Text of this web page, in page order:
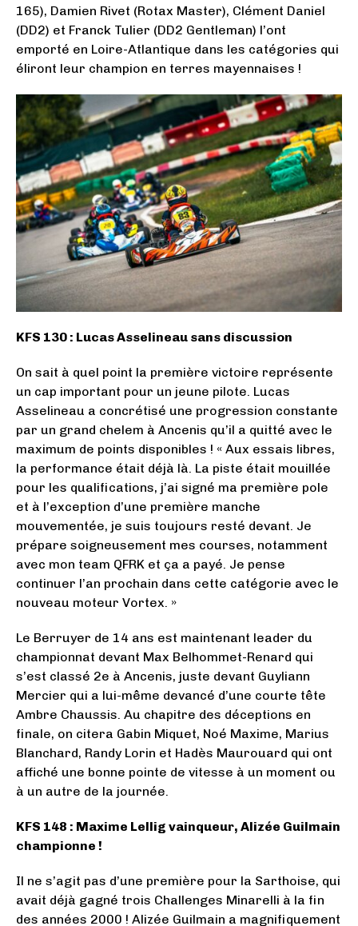
165), Damien Rivet (Rotax Master), Clément Daniel
(DD2) et Franck Tulier (DD2 Gentleman) l’ont
emporté en Loire-Atlantique dans les catégories qui
éliront leur champion en terres mayennaises !
KFS 130 : Lucas Asselineau sans discussion
On sait à quel point la première victoire représente
un cap important pour un jeune pilote. Lucas
Asselineau a concrétisé une progression constante
par un grand chelem à Ancenis qu’il a quitté avec le
maximum de points disponibles ! « Aux essais libres,
la performance était déjà là. La piste était mouillée
pour les qualifications, j’ai signé ma première pole
et à l’exception d’une première manche
mouvementée, je suis toujours resté devant. Je
prépare soigneusement mes courses, notamment
avec mon team QFRK et ça a payé. Je pense
continuer l’an prochain dans cette catégorie avec le
nouveau moteur Vortex. »
Le Berruyer de 14 ans est maintenant leader du
championnat devant Max Belhommet-Renard qui
s’est classé 2e à Ancenis, juste devant Guyliann
Mercier qui a lui-même devancé d’une courte tête
Ambre Chaussis. Au chapitre des déceptions en
finale, on citera Gabin Miquet, Noé Maxime, Marius
Blanchard, Randy Lorin et Hadès Maurouard qui ont
affiché une bonne pointe de vitesse à un moment ou
à un autre de la journée.
KFS 148 : Maxime Lellig vainqueur, Alizée Guilmain
championne !
Il ne s’agit pas d’une première pour la Sarthoise, qui
avait déjà gagné trois Challenges Minarelli à la fin
des années 2000 ! Alizée Guilmain a magnifiquement